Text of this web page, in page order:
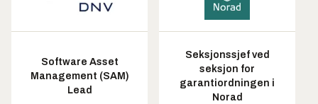
Software Asset
Management (SAM)
Lead
Seksjonssjef ved
seksjon for
garantiordningen i
Norad